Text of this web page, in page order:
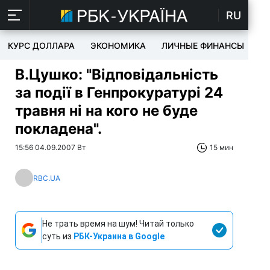
RU
КУРС ДОЛЛАРА ЭКОНОМИКА ЛИЧНЫЕ ФИНАНСЫ
В.Цушко: "Відповідальність
за події в Генпрокуратурі 24
травня ні на кого не буде
покладена".
15:56 04.09.2007 Вт 15 мин
RBC.UA
Не трать время на шум! Читай только
суть из РБК-Украина в Google